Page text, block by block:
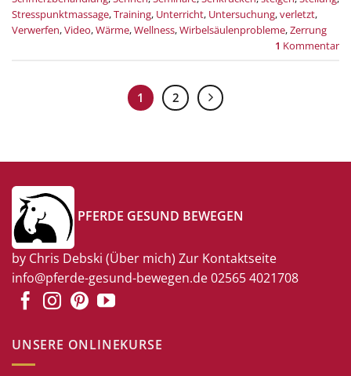
Stresspunktmassage,Training, Unterricht, Untersuchung,verletzt,
Verwerfen,Video,Wärme,Wellness,Wirbelsäulenprobleme,Zerrung
1 Kommentar
1 2
PFERDE GESUND BEWEGEN
by Chris Debski (Über mich) Zur Kontaktseite
info@pferde-gesund-bewegen.de02565 4021708
UNSERE ONLINEKURSE